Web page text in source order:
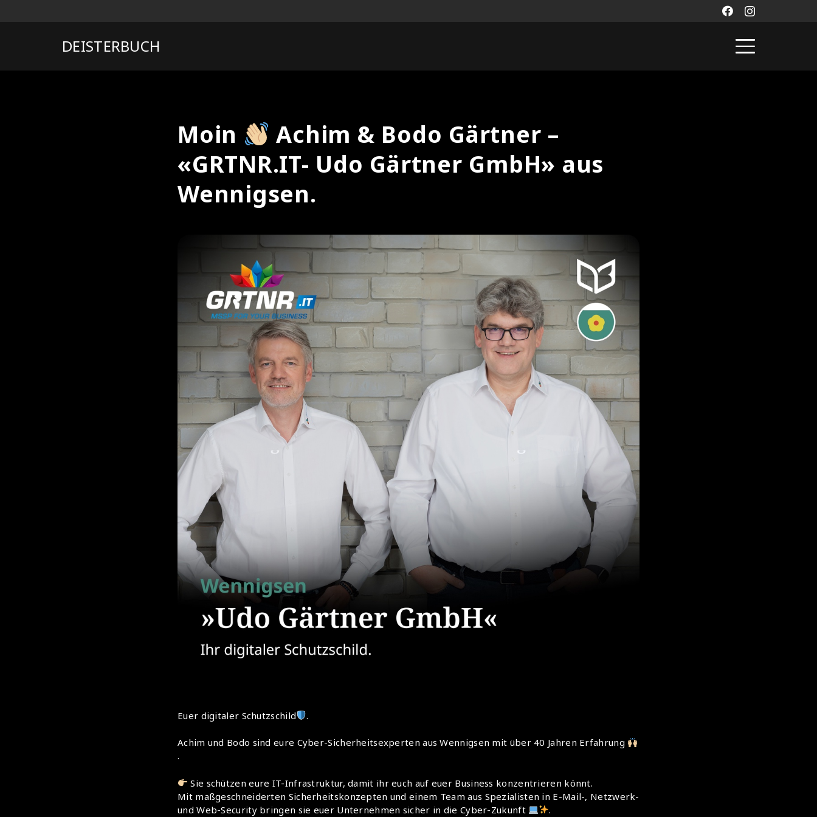
DEISTERBUCH
Moin
Achim & Bodo Gärtner –
«GRTNR.IT- Udo Gärtner GmbH» aus
Wennigsen.
Euer digitaler Schutzschild .
Achim und Bodo sind eure Cyber-Sicherheitsexperten aus Wennigsen mit über 40 Jahren Erfahrung
.
Sie schützen eure IT-Infrastruktur, damit ihr euch auf euer Business konzentrieren könnt.
Mit maßgeschneiderten Sicherheitskonzepten und einem Team aus Spezialisten in E-Mail-, Netzwerk-
und Web-Security bringen sie euer Unternehmen sicher in die Cyber-Zukunft
.